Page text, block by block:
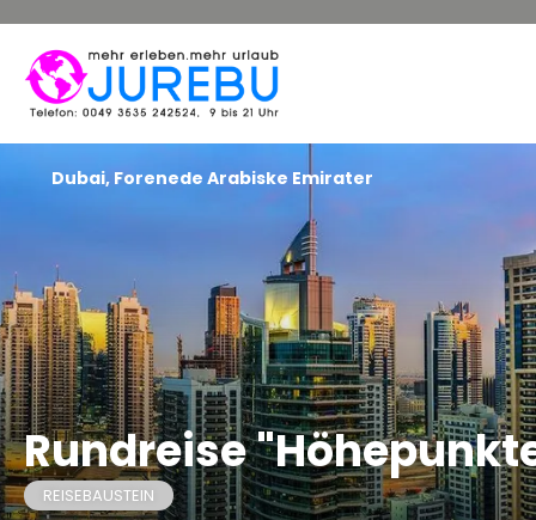
Rundreise
REISEBAUSTEIN
Dubai, Forenede Arabiske Emirater